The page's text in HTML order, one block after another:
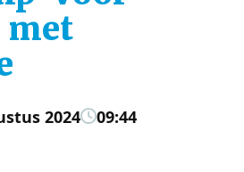
met
2024 09:44